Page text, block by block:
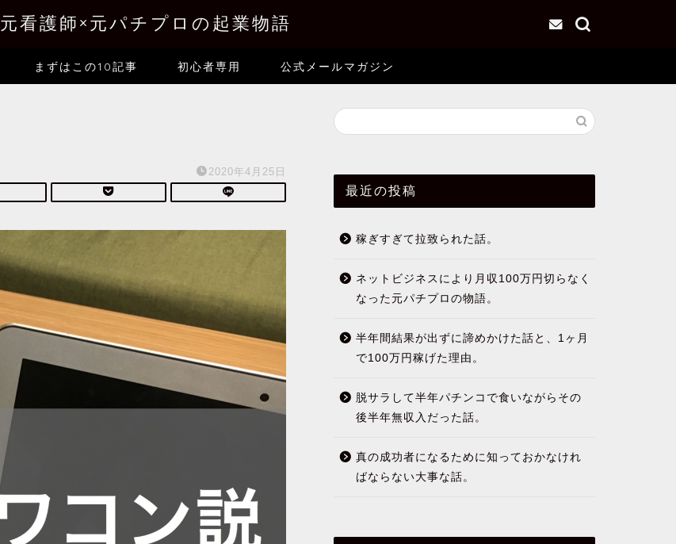
元看護師×元パチプロの起業物語
まずはこの10記事 初心者専用 公式メールマガジン
2020年4月25日
最近の投稿
稼ぎすぎて拉致られた話。
ネットビジネスにより月収100万円切らなく
なった元パチプロの物語。
半年間結果が出ずに諦めかけた話と、1ヶ月
で100万円稼げた理由。
脱サラして半年パチンコで食いながらその
後半年無収入だった話。
真の成功者になるために知っておかなけれ
ばならない大事な話。